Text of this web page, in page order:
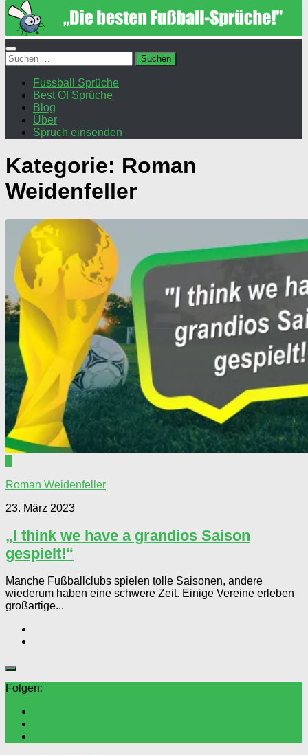
Suchen
nach:
Fussball Sprüche
Best Of Sprüche
Blog
Über
Spruch einsenden
Kategorie: Roman
Weidenfeller
Roman Weidenfeller
23. März 2023
„I think we have a grandios Saison
gespielt!“
Manche Fußballclubs spielen tolle Saisonen, andere
wiederum haben eine schwere Zeit. Einige Vereine erleben
großartige...
Folgen: